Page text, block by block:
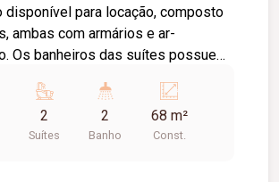
disponível para locação, composto
ambas com armários e ar-
Os banheiros das suítes possuem
equipada com painel e ar-
lavabo, cozinha com armários,
e suggar, além de área de serviço
2
Suítes
2
Banho
68 m²
Const.